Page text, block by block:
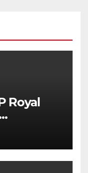
Royal
Mobil di
Kasus